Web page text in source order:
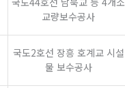
교량보수공사
국도2호선 장흥 호계교 시설
물 보수공사